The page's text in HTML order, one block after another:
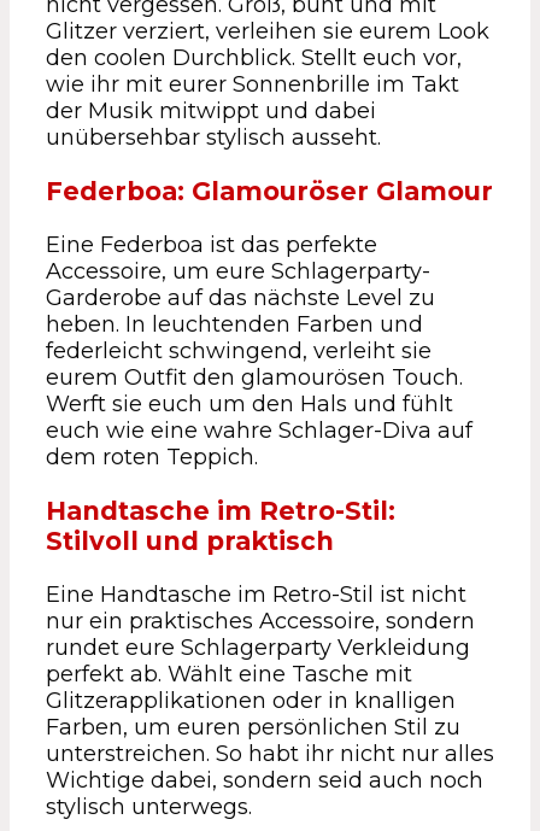
Glitzer verziert, verleihen sie eurem Look
den coolen Durchblick. Stellt euch vor,
wie ihr mit eurer Sonnenbrille im Takt
der Musik mitwippt und dabei
unübersehbar stylisch ausseht.
Federboa: Glamouröser Glamour
Eine Federboa ist das perfekte
Accessoire, um eure Schlagerparty-
Garderobe auf das nächste Level zu
heben. In leuchtenden Farben und
federleicht schwingend, verleiht sie
eurem Outfit den glamourösen Touch.
Werft sie euch um den Hals und fühlt
euch wie eine wahre Schlager-Diva auf
dem roten Teppich.
Handtasche im Retro-Stil:
Stilvoll und praktisch
Eine Handtasche im Retro-Stil ist nicht
nur ein praktisches Accessoire, sondern
rundet eure Schlagerparty Verkleidung
perfekt ab. Wählt eine Tasche mit
Glitzerapplikationen oder in knalligen
Farben, um euren persönlichen Stil zu
unterstreichen. So habt ihr nicht nur alles
Wichtige dabei, sondern seid auch noch
stylisch unterwegs.